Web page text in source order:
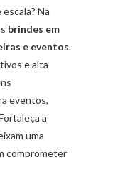
Na
brindes em
e eventos.
e alta
eventos,
a
uma
comprometer